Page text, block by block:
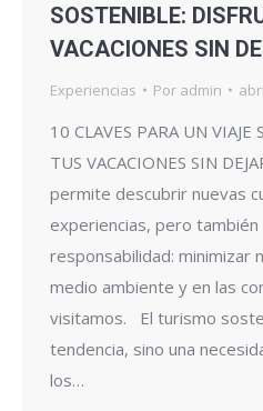
SOSTENIBLE:
VACACIONES SIN
Experiencias Por admin
10 CLAVES PARA UN
TUS VACACIONES SIN
permite descubrir nuevas
experiencias, pero también
responsabilidad: minimizar
medio ambiente y en las
visitamos. El turismo
tendencia, sino una
los…